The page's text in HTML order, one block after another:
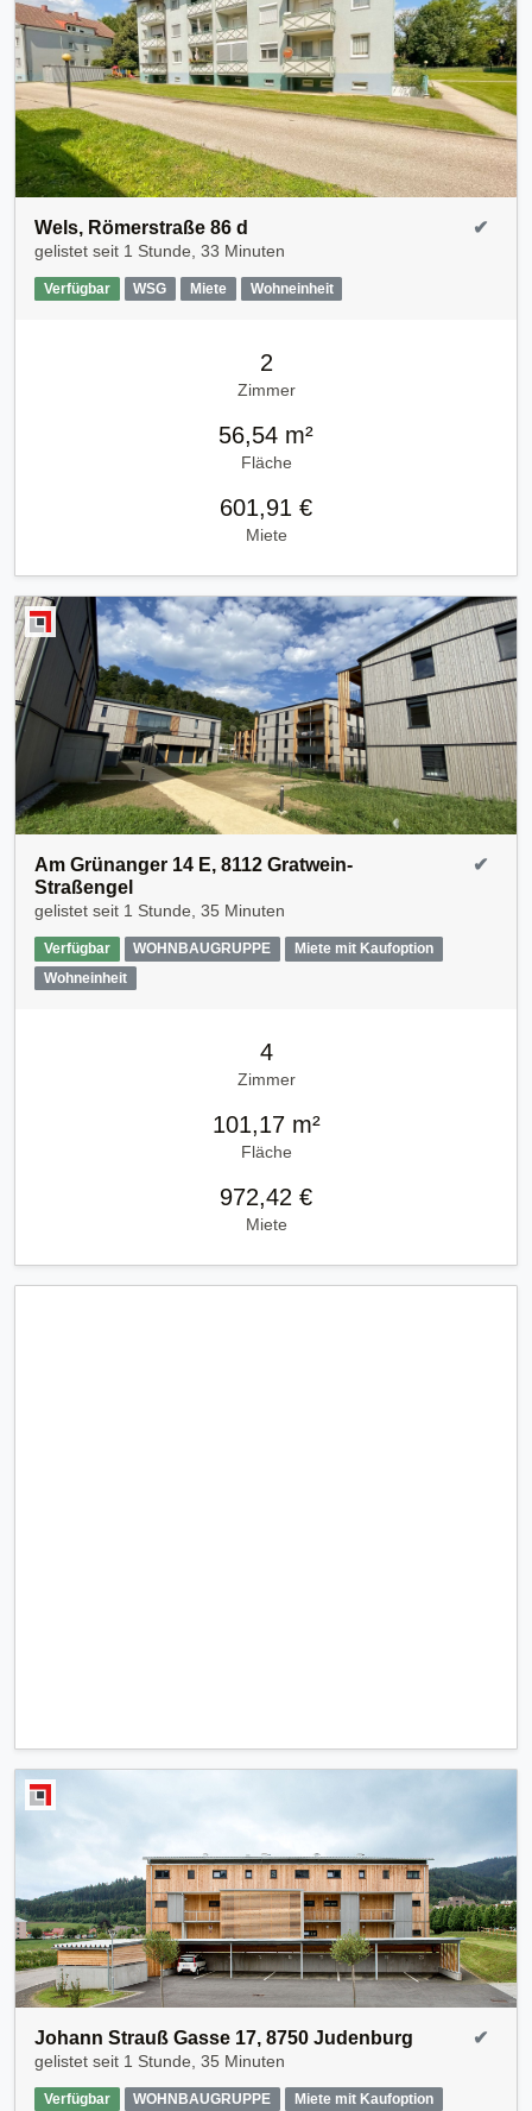
Wels, Römerstraße 86 d
gelistet seit 1 Stunde, 33 Minuten
Verfügbar WSG Miete Wohneinheit
✔
2
Zimmer
56,54 m²
Fläche
601,91 €
Miete
Am Grünanger 14 E, 8112 Gratwein-
Straßengel
gelistet seit 1 Stunde, 35 Minuten
Verfügbar WOHNBAUGRUPPE
Miete mit Kaufoption
Wohneinheit
✔
4
Zimmer
101,17 m²
Fläche
972,42 €
Miete
Johann Strauß Gasse 17, 8750 Judenburg
gelistet seit 1 Stunde, 35 Minuten
Verfügbar WOHNBAUGRUPPE Miete mit Kaufoption
✔